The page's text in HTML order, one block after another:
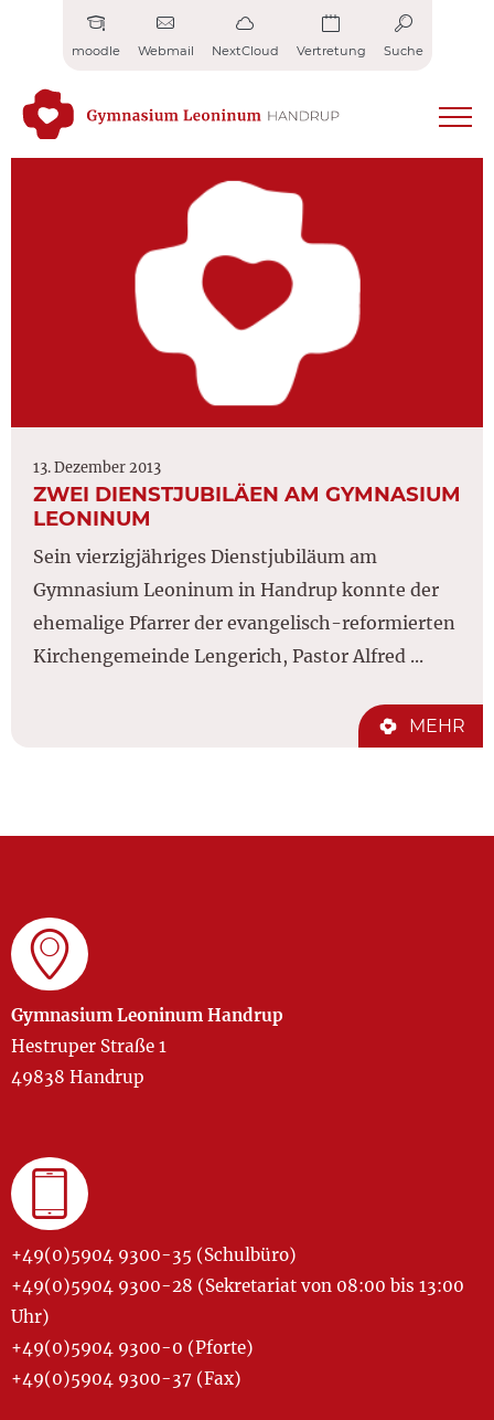
moodle Webmail NextCloud Vertretung Suche
13. Dezember 2013
ZWEI DIENSTJUBILÄEN AM GYMNASIUM
LEONINUM
Sein vierzigjähriges Dienstjubiläum am
Gymnasium Leoninum in Handrup konnte der
ehemalige Pfarrer der evangelisch-reformierten
Kirchengemeinde Lengerich, Pastor Alfred ...
MEHR
Gymnasium Leoninum Handrup
Hestruper Straße 1
49838 Handrup
+49(0)5904 9300-35 (Schulbüro)
+49(0)5904 9300-28 (Sekretariat von 08:00 bis 13:00
Uhr)
+49(0)5904 9300-0 (Pforte)
+49(0)5904 9300-37 (Fax)